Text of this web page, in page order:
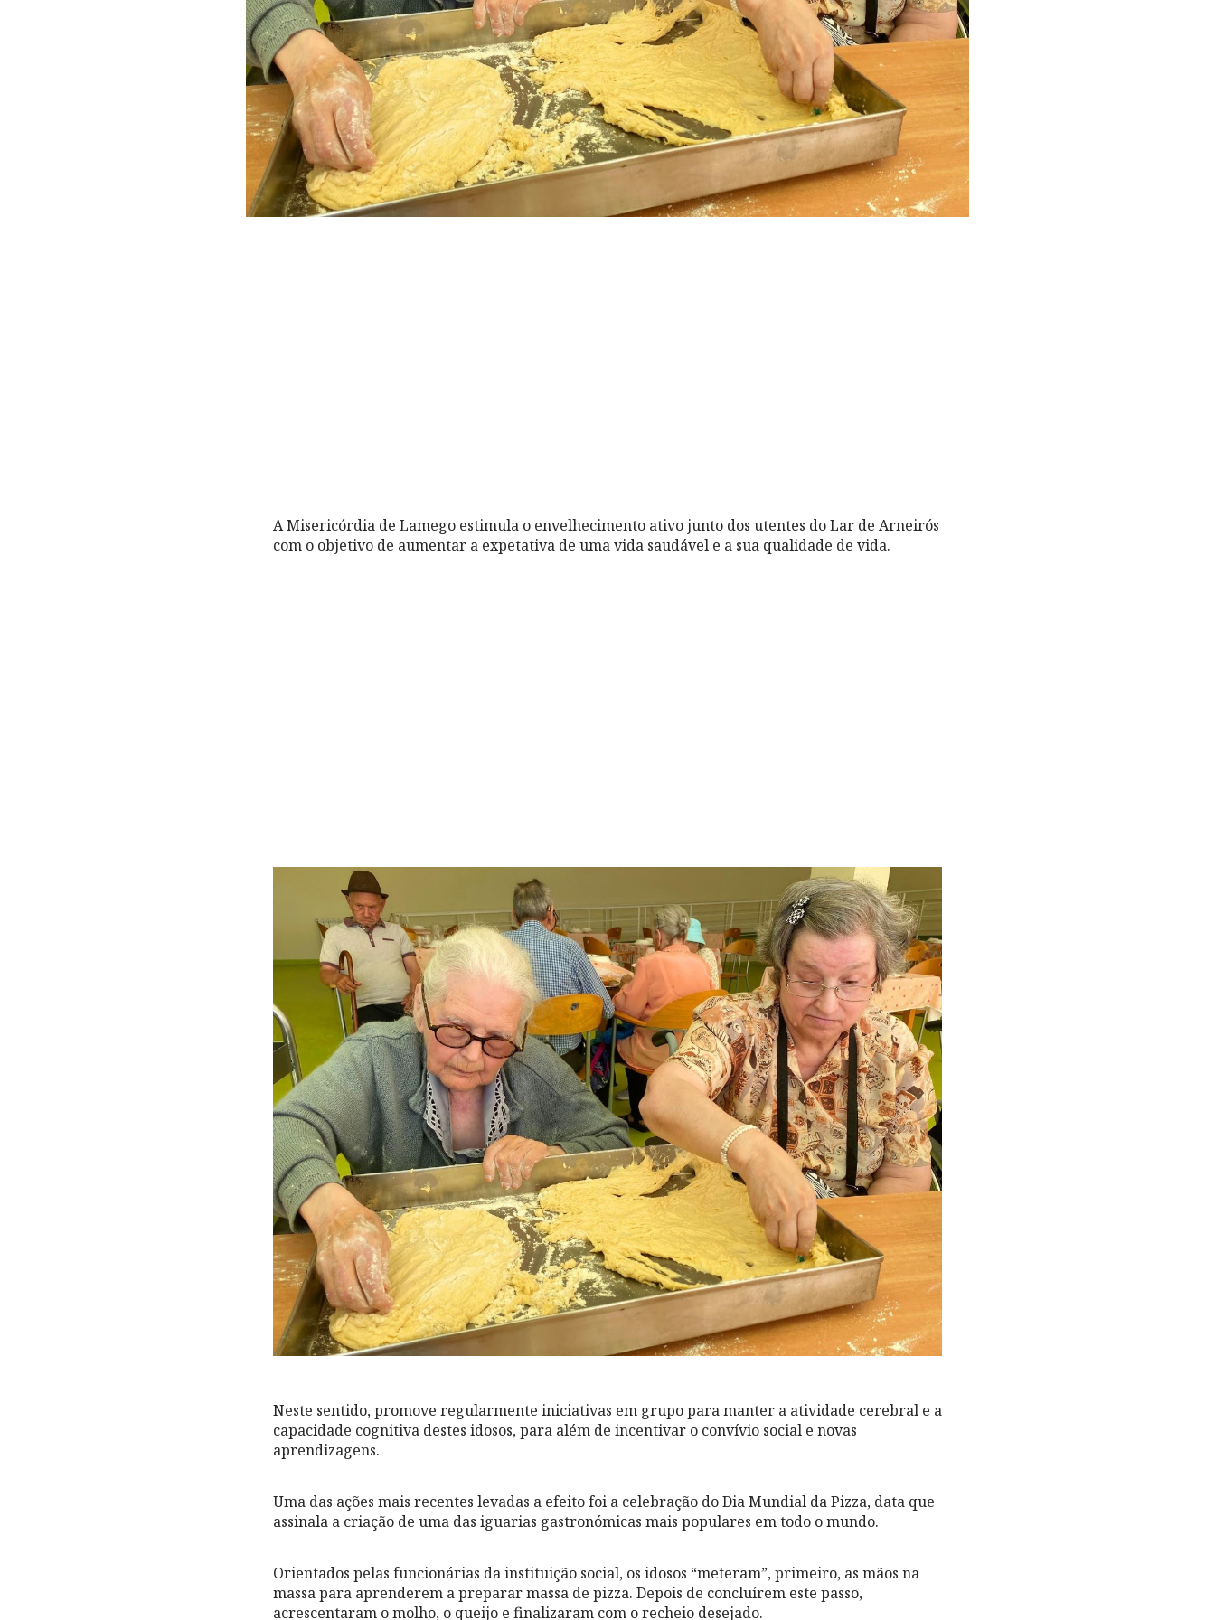
A Misericórdia de Lamego estimula o envelhecimento ativo junto dos utentes do Lar de Arneirós
com o objetivo de aumentar a expetativa de uma vida saudável e a sua qualidade de vida.
Neste sentido, promove regularmente iniciativas em grupo para manter a atividade cerebral e a
capacidade cognitiva destes idosos, para além de incentivar o convívio social e novas
aprendizagens.
Uma das ações mais recentes levadas a efeito foi a celebração do Dia Mundial da Pizza, data que
assinala a criação de uma das iguarias gastronómicas mais populares em todo o mundo.
Orientados pelas funcionárias da instituição social, os idosos “meteram”, primeiro, as mãos na
massa para aprenderem a preparar massa de pizza. Depois de concluírem este passo,
acrescentaram o molho, o queijo e finalizaram com o recheio desejado.